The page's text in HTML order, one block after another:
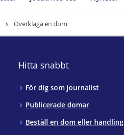
Överklaga en dom
Hitta snabbt
För dig som journalist
Publicerade domar
Beställ en dom eller handling